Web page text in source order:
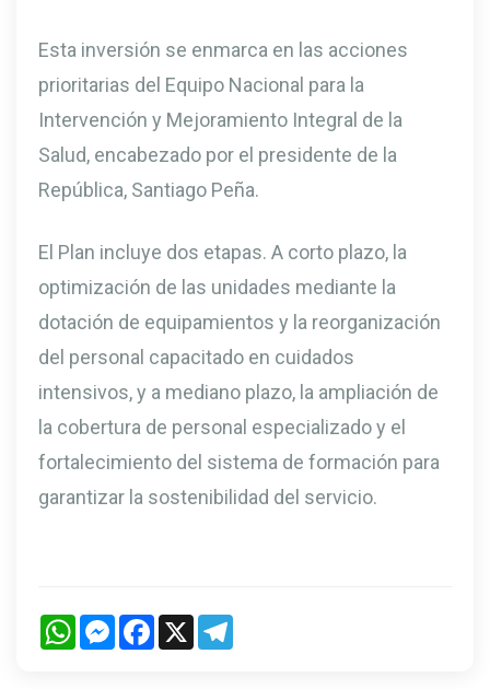
Esta inversión se enmarca en las acciones
prioritarias del Equipo Nacional para la
Intervención y Mejoramiento Integral de la
Salud, encabezado por el presidente de la
República, Santiago Peña.
El Plan incluye dos etapas. A corto plazo, la
optimización de las unidades mediante la
dotación de equipamientos y la reorganización
del personal capacitado en cuidados
intensivos, y a mediano plazo, la ampliación de
la cobertura de personal especializado y el
fortalecimiento del sistema de formación para
garantizar la sostenibilidad del servicio.
WhatsAppMessengerFacebook
X